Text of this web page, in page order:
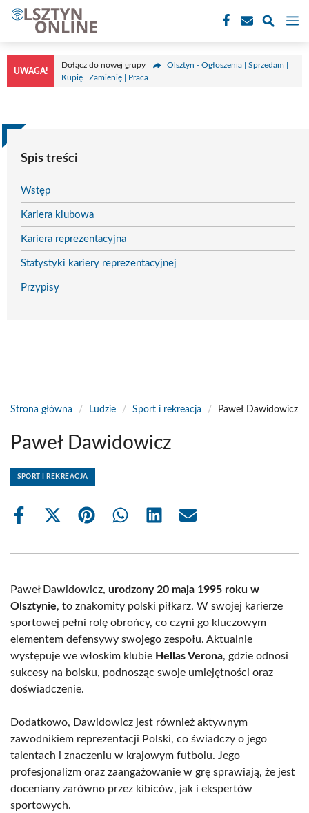
Przejdź
treści
UWAGA!
Dołącz do nowej grupy
Olsztyn - Ogłoszenia | Sprzedam |
Kupię | Zamienię | Praca
Spis treści
Wstęp
Kariera klubowa
Kariera reprezentacyjna
Statystyki kariery reprezentacyjnej
Przypisy
Strona główna / Ludzie / Sport i rekreacja / Paweł Dawidowicz
Paweł Dawidowicz
SPORT I REKREACJA
Share
Share
(Twitter)
Share Share Share Share
Paweł Dawidowicz, urodzony 20 maja 1995 roku w
Olsztynie, to znakomity polski piłkarz. W swojej karierze
sportowej pełni rolę obrońcy, co czyni go kluczowym
elementem defensywy swojego zespołu. Aktualnie
występuje we włoskim klubie Hellas Verona, gdzie odnosi
sukcesy na boisku, podnosząc swoje umiejętności oraz
doświadczenie.
Dodatkowo, Dawidowicz jest również aktywnym
zawodnikiem reprezentacji Polski, co świadczy o jego
talentach i znaczeniu w krajowym futbolu. Jego
profesjonalizm oraz zaangażowanie w grę sprawiają, że jest
doceniany zarówno przez kibiców, jak i ekspertów
sportowych.